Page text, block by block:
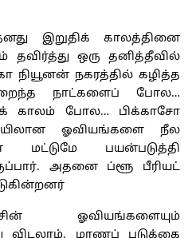
இறுதிக் காலத்தினை
தவிர்த்து ஒரு தனித்தீவில்
நியூனன் நகரத்தில் கழித்த
நாட்களைப் போல…
காலம் போல… பிக்காசோ
ஓவியங்களை நீல
மட்டுமே பயன்படுத்தி
அதனை ப்ளூ பீரியட்
ஓவியங்களையும்
விடலாம். மரணப் படுக்கை